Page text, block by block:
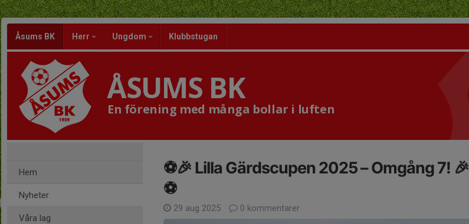
Åsums BK Herr Ungdom Klubbstugan
ÅSUMS BK
En förening med många bollar i luften
Hem
Nyheter
Våra lag
⚽🎉 Lilla Gärdscupen 2025 – Omgång 7! 🎉
⚽
29 aug 2025 0 kommentarer